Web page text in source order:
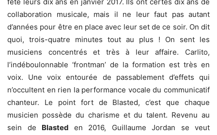
fêté leurs dix ans en janvier 2017. Ils ont certes dix ans de
collaboration musicale, mais il ne leur faut pas autant
d’années pour être en place avec leur set de ce soir. On dit
quoi, trois-quatre minutes tout au plus ! On sent les
musiciens concentrés et très à leur affaire. Carlito,
l’indéboulonnable ‘frontman’ de la formation est très en
voix. Une voix entourée de passablement d’effets qui
n’occultent en rien la performance vocale du communicatif
chanteur. Le point fort de Blasted, c’est que chaque
musicien possède du charisme et du talent. Revenu au
sein de Blasted en 2016, Guillaume Jordan se veut